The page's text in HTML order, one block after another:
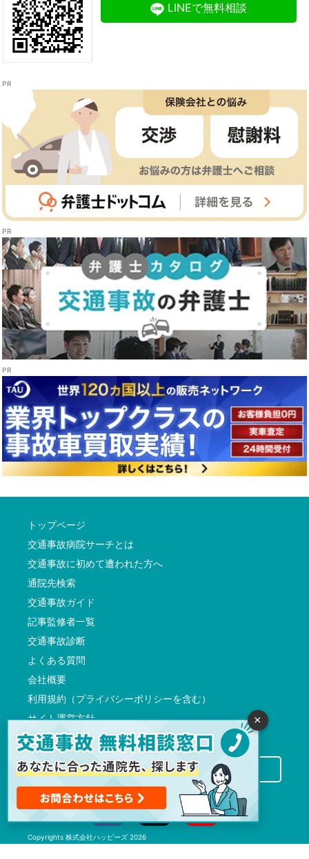
LINEで無料相談
トップページ
交通事故病院サーチとは
交通事故に初めて遭われた方へ
通院先検索
交通事故ガイド
記事監修者一覧
交通事故診断
よくある質問
会社概要
利用規約（プライバシーポリシーを含む）
サイト運営方針
反社会的勢力に対する基本方針
交通事故病院サーチに掲載希望の先生方へ
Copyrights 株式会社ハッピーズ 2026
×